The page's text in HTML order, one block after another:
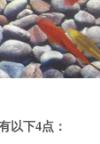
以下4点：